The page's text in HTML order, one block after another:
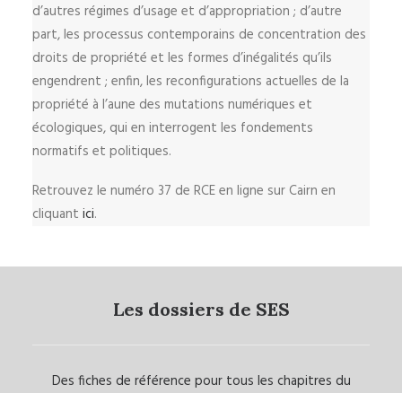
d’autres régimes d’usage et d’appropriation ; d’autre
part, les processus contemporains de concentration des
droits de propriété et les formes d’inégalités qu’ils
engendrent ; enfin, les reconfigurations actuelles de la
propriété à l’aune des mutations numériques et
écologiques, qui en interrogent les fondements
normatifs et politiques.
Retrouvez le numéro 37 de RCE en ligne sur Cairn en
cliquant ici.
Les dossiers de SES
Des fiches de référence pour tous les chapitres du